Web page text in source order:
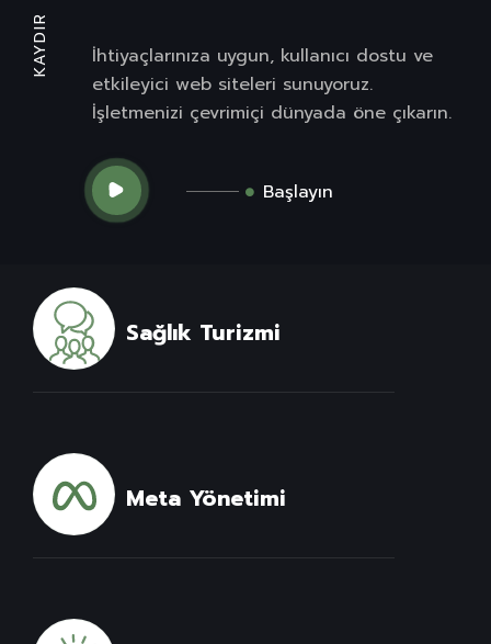
KAYDIR
İhtiyaçlarınıza uygun, kullanıcı dostu ve
etkileyici web siteleri sunuyoruz.
İşletmenizi çevrimiçi dünyada öne çıkarın.
Başlayın
Sağlık Turizmi
Meta Yönetimi